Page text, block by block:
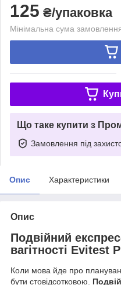
125 ₴/упаковка
Мінімальна сума
Що таке купити з
Замовлення під
Опис Характеристики
Опис
Подвійний
вагітності Evitest
Коли мова йде про
бути стовідсотковою.